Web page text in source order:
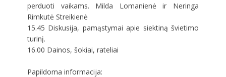
perduoti vaikams. Milda Lomanienė ir Neringa
Rimkutė Streikienė
15.45 Diskusija, pamąstymai apie siektiną švietimo
turinį.
16.00 Dainos, šokiai, rateliai
Papildoma informacija: